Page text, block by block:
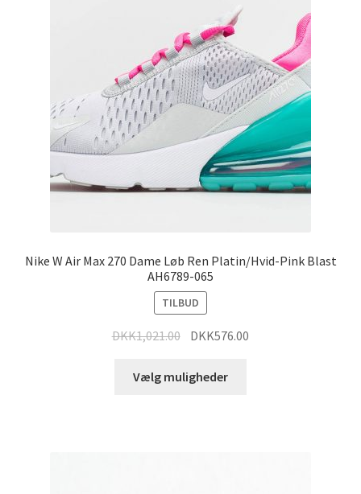
Nike W Air Max 270 Dame Løb Ren Platin/Hvid-Pink Blast
AH6789-065
TILBUD
DKK1,021.00 DKK576.00
Vælg muligheder